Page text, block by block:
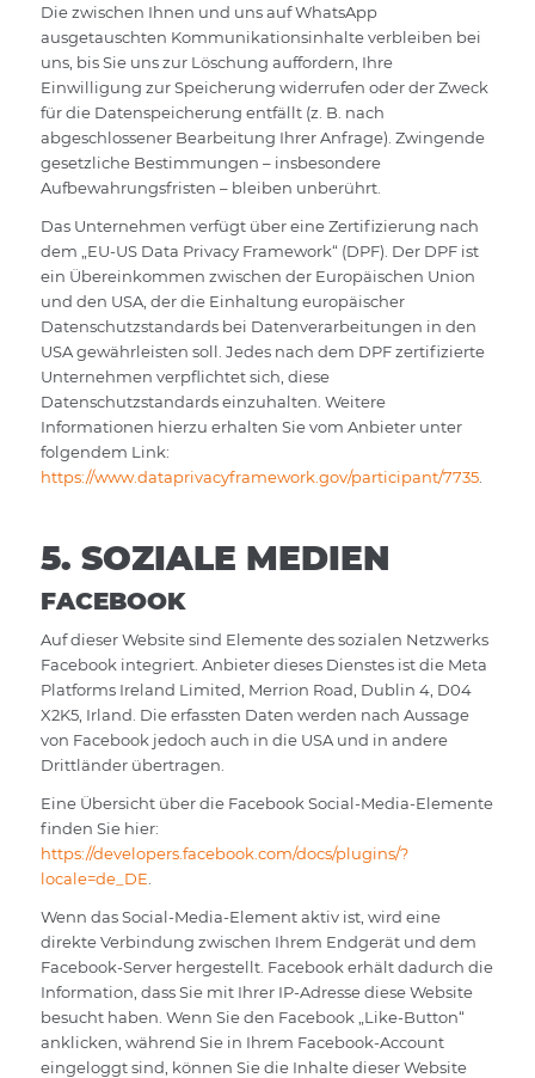
Die zwischen Ihnen und uns auf WhatsApp
ausgetauschten Kommunikationsinhalte verbleiben bei
uns, bis Sie uns zur Löschung auffordern, Ihre
Einwilligung zur Speicherung widerrufen oder der Zweck
für die Datenspeicherung entfällt (z. B. nach
abgeschlossener Bearbeitung Ihrer Anfrage). Zwingende
gesetzliche Bestimmungen – insbesondere
Aufbewahrungsfristen – bleiben unberührt.
Das Unternehmen verfügt über eine Zertifizierung nach
dem „EU-US Data Privacy Framework“ (DPF). Der DPF ist
ein Übereinkommen zwischen der Europäischen Union
und den USA, der die Einhaltung europäischer
Datenschutzstandards bei Datenverarbeitungen in den
USA gewährleisten soll. Jedes nach dem DPF zertifizierte
Unternehmen verpflichtet sich, diese
Datenschutzstandards einzuhalten. Weitere
Informationen hierzu erhalten Sie vom Anbieter unter
folgendem Link:
https://www.dataprivacyframework.gov/participant/7735.
5. SOZIALE MEDIEN
FACEBOOK
Auf dieser Website sind Elemente des sozialen Netzwerks
Facebook integriert. Anbieter dieses Dienstes ist die Meta
Platforms Ireland Limited, Merrion Road, Dublin 4, D04
X2K5, Irland. Die erfassten Daten werden nach Aussage
von Facebook jedoch auch in die USA und in andere
Drittländer übertragen.
Eine Übersicht über die Facebook Social-Media-Elemente
finden Sie hier:
https://developers.facebook.com/docs/plugins/?
locale=de_DE
Wenn das Social-Media-Element aktiv ist, wird eine
direkte Verbindung zwischen Ihrem Endgerät und dem
Facebook-Server hergestellt. Facebook erhält dadurch die
Information, dass Sie mit Ihrer IP-Adresse diese Website
besucht haben. Wenn Sie den Facebook „Like-Button“
anklicken, während Sie in Ihrem Facebook-Account
eingeloggt sind, können Sie die Inhalte dieser Website